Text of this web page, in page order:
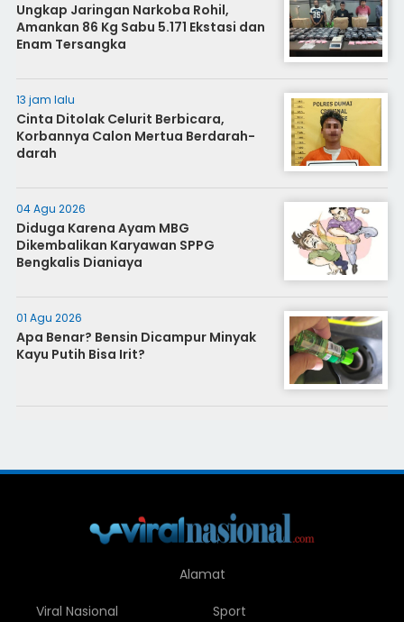
Ungkap Jaringan Narkoba Rohil,
Amankan 86 Kg Sabu 5.171 Ekstasi dan
Enam Tersangka
13 jam lalu
Cinta Ditolak Celurit Berbicara,
Korbannya Calon Mertua Berdarah-
darah
04 Agu 2026
Diduga Karena Ayam MBG
Dikembalikan Karyawan SPPG
Bengkalis Dianiaya
01 Agu 2026
Apa Benar? Bensin Dicampur Minyak
Kayu Putih Bisa Irit?
Alamat
Viral Nasional Sport